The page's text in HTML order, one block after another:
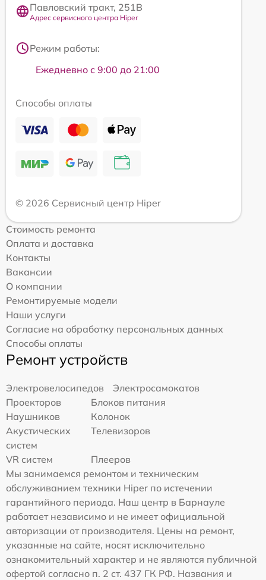
Павловский тракт, 251В
Адрес сервисного центра Hiper
Режим работы:
Ежедневно с 9:00 до 21:00
Способы оплаты
© 2026 Сервисный центр Hiper
Стоимость ремонта
Оплата и доставка
Контакты
Вакансии
О компании
Ремонтируемые модели
Наши услуги
Согласие на обработку персональных данных
Способы оплаты
Ремонт устройств
Электровелосипедов
Электросамокатов
Проекторов
Блоков питания
Наушников
Колонок
Акустических
систем
Телевизоров
VR систем
Плееров
Мы занимаемся ремонтом и техническим
обслуживанием техники Hiper по истечении
гарантийного периода. Наш центр в Барнауле
работает независимо и не имеет официальной
авторизации от производителя. Цены на ремонт,
указанные на сайте, носят исключительно
ознакомительный характер и не являются публичной
офертой согласно п. 2 ст. 437 ГК РФ. Названия и